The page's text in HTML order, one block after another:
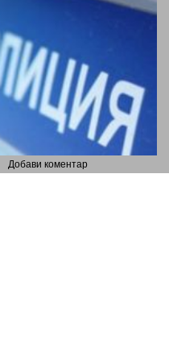
Добави коментар